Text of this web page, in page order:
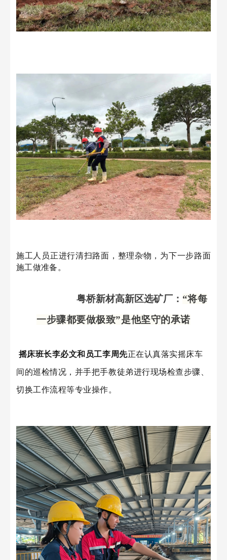
施工人员正进行清扫路面，整理杂物，为下一步路面
施工做准备 。
粤桥新材高新区选矿厂： “将每
一步骤都要做极致”是他坚守的承诺
摇床班长李必文和员工李周先正在认真落实摇床车
间的巡检情况，并手把手教徒弟进行现场检查步骤、
切换工作流程等专业操作。